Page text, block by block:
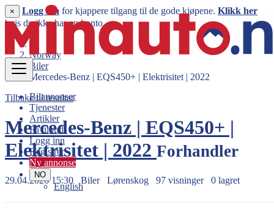
Bilannonser
Tjenester
Artikler
Få tilbud
Logg inn
Registrer
Ny annonse
NO
English
× Logg inn for kjappere tilgang til de gode kjøpene. Klikk her
hvis du ikke har en konto.
Norway
Biler
Mercedes-Benz | EQS450+ | Elektrisitet | 2022
Tilbake til resultat
Mercedes-Benz | EQS450+ |
Elektrisitet | 2022 Forhandler
29.04.2026 15:30 Biler Lørenskog 97 visninger 0 lagret